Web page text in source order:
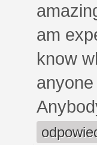
am
know